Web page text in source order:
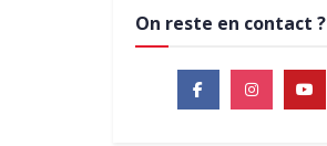
On reste en contact ?